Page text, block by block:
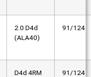
2.0 D4d
(ALA40)
91/124
D4d 4RM
91/124